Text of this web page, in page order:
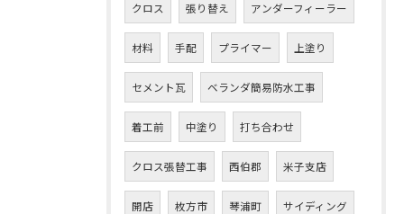
クロス 張り替え アンダーフィーラー
材料 手配 プライマー 上塗り
セメント瓦 ベランダ簡易防水工事
着工前 中塗り 打ち合わせ
クロス張替工事 西伯郡 米子支店
開店 枚方市 琴浦町 サイディング